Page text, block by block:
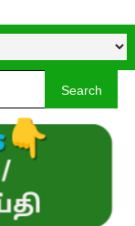
Search